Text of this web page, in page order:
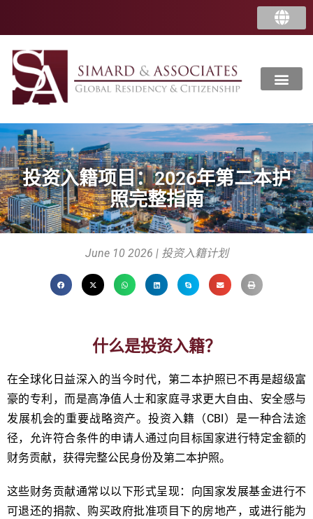
投资入籍项目：2026年第二本护
照完整指南
June 10 2026 | 投资入籍计划
什么是投资入籍？
在全球化日益深入的当今时代，第二本护照已不再是超级富
豪的专利，而是高净值人士和家庭寻求更大自由、安全感与
发展机会的重要战略资产。投资入籍（CBI）是一种合法途
径，允许符合条件的申请人通过向目标国家进行特定金额的
财务贡献，获得完整公民身份及第二本护照。
这些财务贡献通常以以下形式呈现：向国家发展基金进行不
可退还的捐款、购买政府批准项目下的房地产，或进行能为